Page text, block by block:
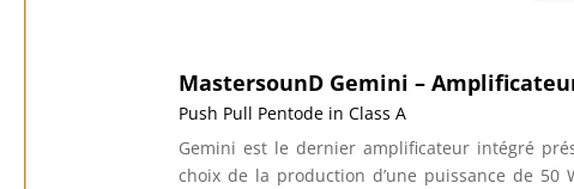
MastersounD Gemini –
Push Pull Pentode in Class A
Gemini est le dernier amplificateur intégré
choix de la production d’une puissance de 50